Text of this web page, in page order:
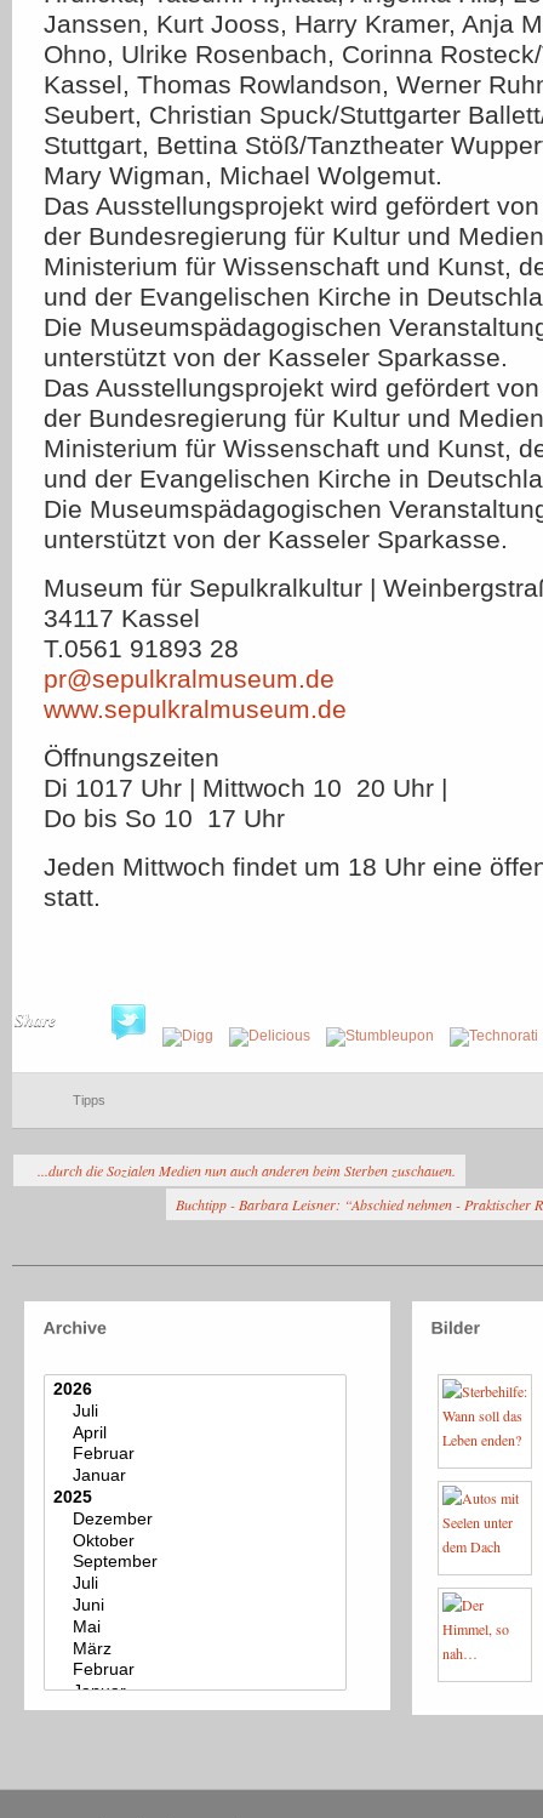
Janssen, Kurt Jooss, Harry Kramer, Anja
Ohno, Ulrike Rosenbach, Corinna
Kassel, Thomas Rowlandson, Werner
Seubert, Christian Spuck/Stuttgarter
Stuttgart, Bettina Stöß/Tanztheater
Mary Wigman, Michael Wolgemut.
Das Ausstellungsprojekt wird gefördert
der Bundesregierung für Kultur und
Ministerium für Wissenschaft und Kunst,
und der Evangelischen Kirche in
Die Museumspädagogischen
unterstützt von der Kasseler Sparkasse.
Das Ausstellungsprojekt wird gefördert
der Bundesregierung für Kultur und
Ministerium für Wissenschaft und Kunst,
und der Evangelischen Kirche in
Die Museumspädagogischen
unterstützt von der Kasseler Sparkasse.
Museum für Sepulkralkultur |
34117 Kassel
T.0561 91893 28
pr@sepulkralmuseum.de
www.sepulkralmuseum.de
Öffnungszeiten
Di 1017 Uhr | Mittwoch 10  20 Uhr |
Do bis So 10  17 Uhr
Jeden Mittwoch findet um 18 Uhr eine
statt.
Share
Tipps
...durch die Sozialen Medien nun auch anderen beim Sterben zuschauen.
Buchtipp - Barbara Leisner: “Abschied nehmen - Praktischer